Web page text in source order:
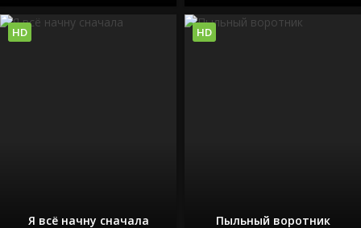
Я всё начну сначала
HD
Пыльный воротник
HD